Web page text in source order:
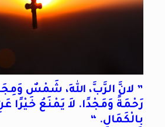
” لانَّ الرَّبَّ، اللهَ، شَمْسٌ
رَحْمَةً وَمَجْدًا. لاَ يَمْنَعُ خَيْرًا
بِالْكَمَالِ. “